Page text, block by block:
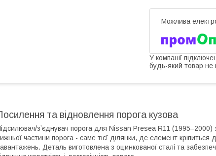
У компанії
будь-який товар не
та відновлення порога кузова
зʼєднувач порога для Nissan Presea R11 (1995–2000)
частини порога - саме тієї ділянки, де елемент кріпиться
Деталь виготовлена з оцинкованої сталі та